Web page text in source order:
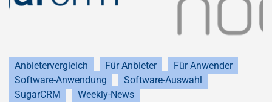
Anbietervergleich Für Anbieter
Für Anwender
Software-Anwendung
Software-Auswahl
SugarCRM
Weekly-News